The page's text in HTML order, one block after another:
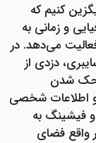
کنیم که
و زمانی به
می‌دهد. در
دزدی از
حک شدن
اطلاعات شخصی
فیشینگ به
واقع فضای